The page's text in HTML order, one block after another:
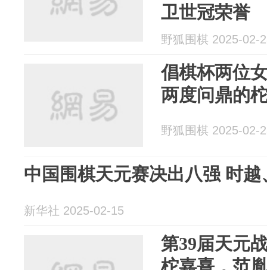
卫世冠荣誉
野狐围棋 2025-02-
倡棋杯两位
两度问鼎的
野狐围棋 2025-02-
中国围棋天元赛决出八强 时
新华社 2025-02-15
第39届天元